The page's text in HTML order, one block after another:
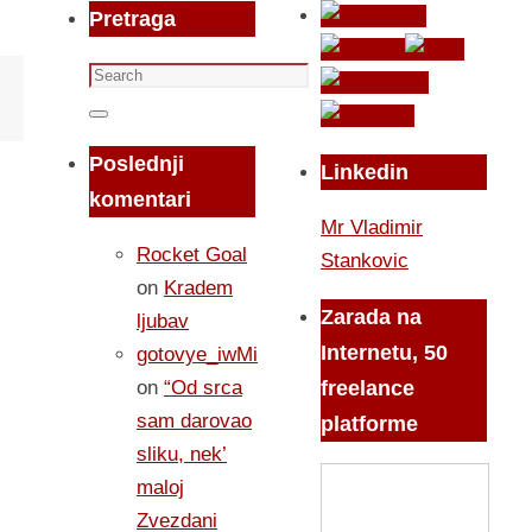
Pretraga
Search
for:
Search
Poslednji
komentari
Rocket Goal
on Kradem
ljubav
gotovye_iwMi
on “Od srca
sam darovao
sliku, nek’
maloj
Zvezdani
Linkedin
Mr Vladimir
Stankovic
Zarada na
Internetu, 50
freelance
platforme